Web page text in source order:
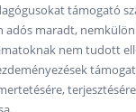
támogató
maradt,
nem tudott